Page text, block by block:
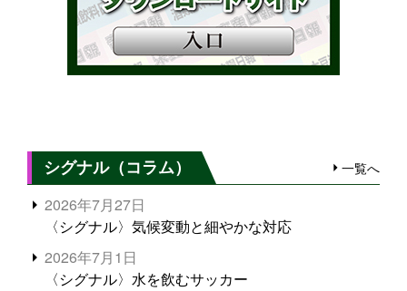
シグナル（コラム） 一覧へ
2026年7月27日
〈シグナル〉気候変動と細やかな対応
2026年7月1日
〈シグナル〉水を飲むサッカー